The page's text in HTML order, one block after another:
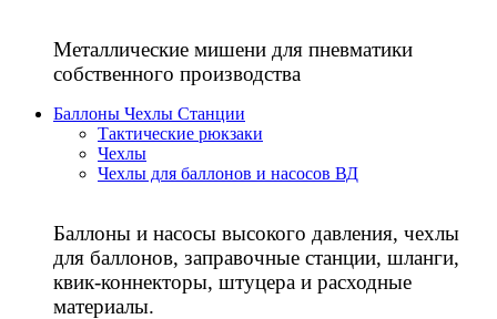
Металлические мишени для пневматики
собственного производства
Баллоны Чехлы Станции
Тактические рюкзаки
Чехлы
Чехлы для баллонов и насосов ВД
Баллоны и насосы высокого давления, чехлы
для баллонов, заправочные станции, шланги,
квик-коннекторы, штуцера и расходные
материалы.